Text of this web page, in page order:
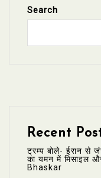
Search
Recent
ट्रम्प बोले- ईरान से
का यमन में मिसाइल
Bhaskar